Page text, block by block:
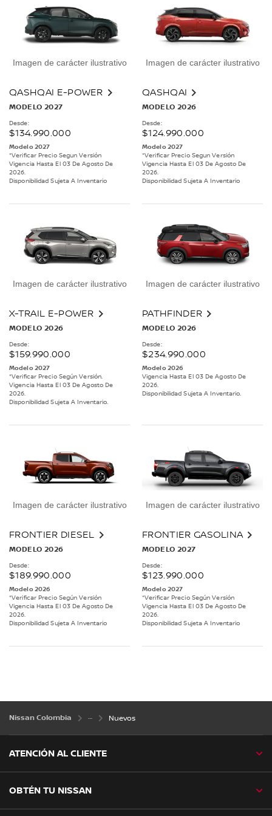
Imagen de carácter ilustrativo
QASHQAI E-POWER
MODELO 2027
Desde:
$134.990.000
Modelo 2027
*Verificar Precio Segun Versión
Vigencia Hasta El 03 De Agosto De
2026.
Disponibilidad Sujeta A Inventario
Imagen de carácter ilustrativo
QASHQAI
MODELO 2026
Desde:
$124.990.000
Modelo 2027
*Verificar Precio Segun Versión
Vigencia Hasta El 03 De Agosto De
2026.
Disponibilidad Sujeta A Inventario
Imagen de carácter ilustrativo
X-TRAIL E-POWER
MODELO 2026
Desde:
$159.990.000
Modelo 2027
*Verificar Precio Según Versión.
Vigencia Hasta El 03 De Agosto De
2026.
Disponibilidad Sujeta A Inventario.
Imagen de carácter ilustrativo
PATHFINDER
MODELO 2026
Desde:
$234.990.000
Modelo 2026
Vigencia Hasta El 03 De Agosto De
2026.
Disponibilidad Sujeta A Inventario.
Imagen de carácter ilustrativo
FRONTIER DIESEL
MODELO 2026
Desde:
$189.990.000
Modelo 2026
*Verificar Precio Según Versión
Vigencia Hasta El 03 De Agosto De
2026.
Disponibilidad Sujeta A Inventario
Imagen de carácter ilustrativo
FRONTIER GASOLINA
MODELO 2027
Desde:
$123.990.000
Modelo 2027
*Verificar Precio Según Versión
Vigencia Hasta El 03 De Agosto De
2026.
Disponibilidad Sujeta A Inventario
Nissan Colombia Nuevos
ATENCIÓN AL CLIENTE
OBTÉN TU NISSAN